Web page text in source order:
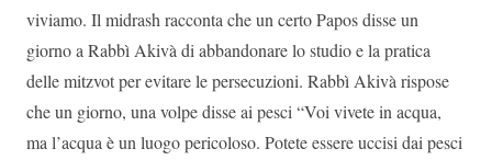
viviamo. Il midrash racconta che un certo Papos disse un
giorno a Rabbì Akivà di abbandonare lo studio e la pratica
delle mitzvot per evitare le persecuzioni. Rabbì Akivà rispose
che un giorno, una volpe disse ai pesci “Voi vivete in acqua,
ma l’acqua è un luogo pericoloso. Potete essere uccisi dai pesci